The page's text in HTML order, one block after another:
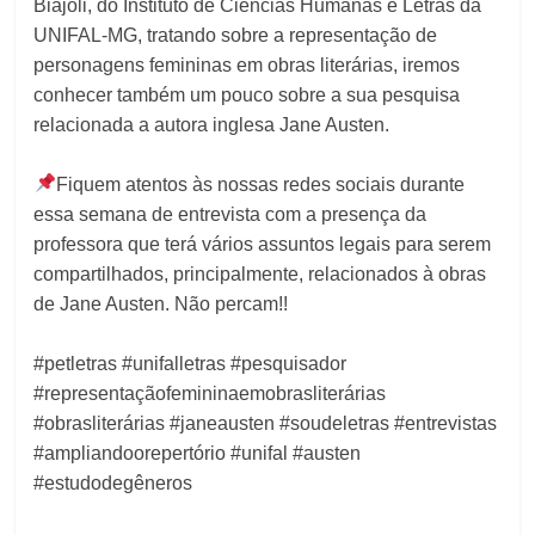
Biajoli, do Instituto de Ciências Humanas e Letras da
UNIFAL-MG, tratando sobre a representação de
personagens femininas em obras literárias, iremos
conhecer também um pouco sobre a sua pesquisa
relacionada a autora inglesa Jane Austen.⁣
Fiquem atentos às nossas redes sociais durante
essa semana de entrevista com a presença da
professora que terá vários assuntos legais para serem
compartilhados, principalmente, relacionados à obras
de Jane Austen. Não percam!!⁣
#petletras #unifalletras #pesquisador
#representaçãofemininaemobrasliterárias
#obrasliterárias #janeausten #soudeletras #entrevistas
#ampliandoorepertório #unifal #austen
#estudodegêneros